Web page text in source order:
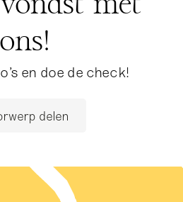
ons!
en doe de check!
delen